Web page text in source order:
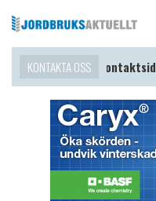
KONTAKTA OSS
i kontakt? Kontaktsida